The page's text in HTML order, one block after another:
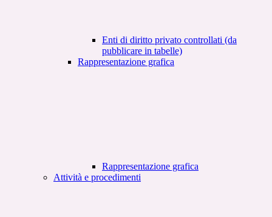
Enti di diritto privato controllati (da
pubblicare in tabelle)
Rappresentazione grafica
Rappresentazione grafica
Attività e procedimenti